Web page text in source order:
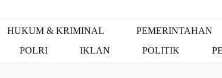
HUKUM & KRIMINAL PEMERINTAHAN
POLRI IKLAN POLITIK